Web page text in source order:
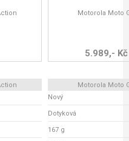
Motorola Moto
5.989,- Kč
Motorola Moto
Nový
Dotyková
167 g